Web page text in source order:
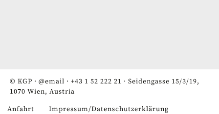
© KGP · @email · +43 1 52 222 21 · Seidengasse 15/3/19,
1070 Wien, Austria
Anfahrt Impressum/Datenschutzerklärung